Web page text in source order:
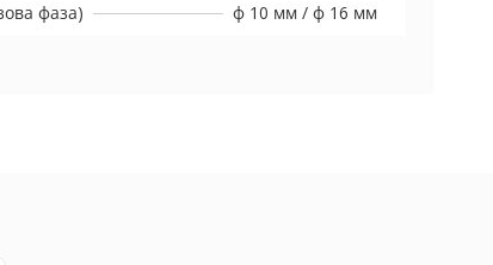
фаза)
ф 10 мм / ф 16 мм